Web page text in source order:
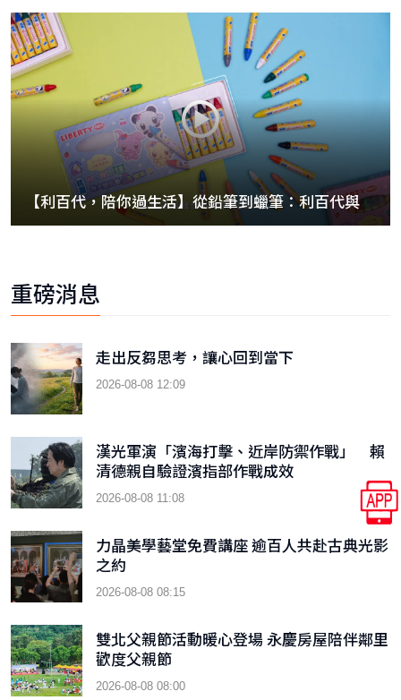
【利百代，陪你過生活】從鉛筆到蠟筆：利百代與外
貿協會的全球旅程
重磅消息
走出反芻思考，讓心回到當下
2026-08-08 12:09
漢光軍演「濱海打擊、近岸防禦作戰」 賴
清德親自驗證濱指部作戰成效
2026-08-08 11:08
力晶美學藝堂免費講座 逾百人共赴古典光影
之約
2026-08-08 08:15
雙北父親節活動暖心登場 永慶房屋陪伴鄰里
歡度父親節
2026-08-08 08:00